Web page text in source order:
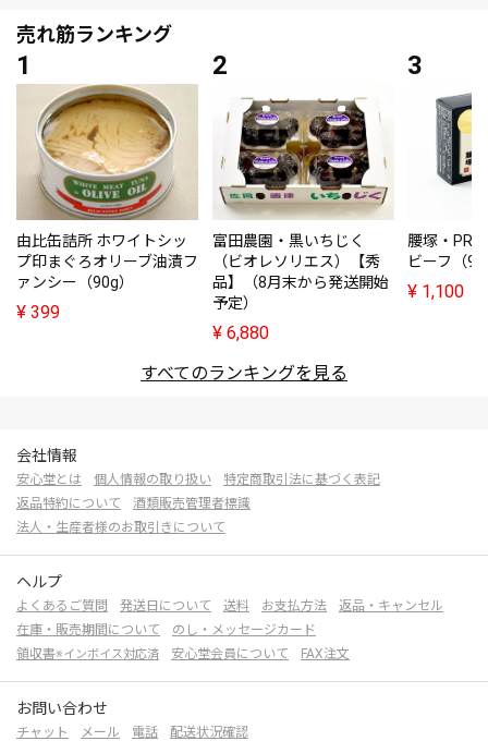
売れ筋ランキング
由比缶詰所 ホワイトシッ
プ印まぐろオリーブ油漬フ
ァンシー（90g）
¥ 399
富田農園・黒いちじく
（ビオレソリエス）【秀
品】（8月末から発送開始
予定）
¥ 6,880
腰塚・
ビーフ（
¥ 1,100
すべてのランキングを見る
会社情報
安心堂とは 個人情報の取り扱い
特定商取引法に基づく表記
返品特約について
酒類販売管理者標識
法人・生産者様のお取引きについて
ヘルプ
よくあるご質問 発送日について 送料 お支払方法
返品・キャンセル
在庫・販売期間について
のし・メッセージカード
領収書※インボイス対応済 安心堂会員について FAX注文
お問い合わせ
チャット メール 電話 配送状況確認